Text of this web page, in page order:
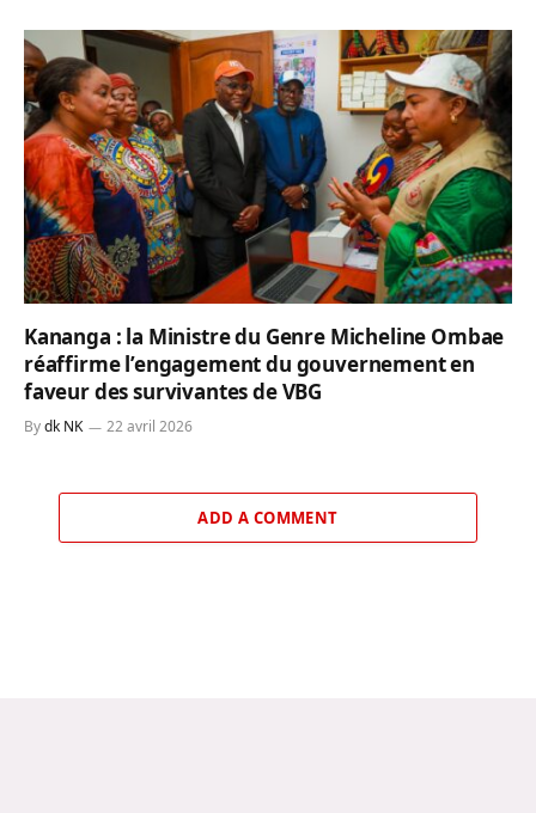
Kananga : la Ministre du Genre Micheline Ombae
réaffirme l’engagement du gouvernement en
faveur des survivantes de VBG
Bydk NK 22 avril 2026
ADD A COMMENT